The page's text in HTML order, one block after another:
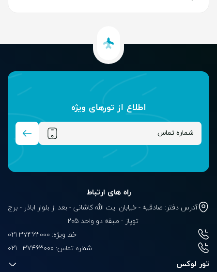
اطلاع از تور‌های ویژه
راه های ارتباط
آدرس دفتر: صادقیه - خیابان ایت الله کاشانی - بعد از بلوار‌‌ اباذر - برج
توپاز - طبقه دو واحد 205
خط ویژه: 37463000 021
شماره تماس: 021 - 37463000
تور لوکس